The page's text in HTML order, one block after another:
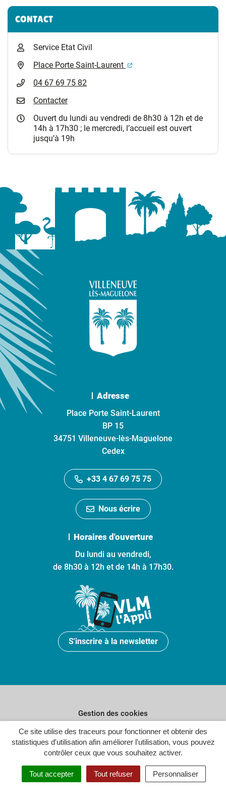
Ce site utilise des traceurs pour fonctionner et obtenir des
statistiques d'utilisation afin améliorer l'utilisation, vous pouvez
contrôler ceux que vous souhaitez activer.
Tout accepter Tout refuser Personnaliser
Informations complémentaires
CONTACT
Service Etat Civil
Place Porte Saint-Laurent
(ouverture dans un
04 67 69 75 82
Contacter
Ouvert du lundi au vendredi de 8h30 à 12h et de
14h à 17h30 ; le mercredi, l’accueil est ouvert
jusqu’à 19h
Adresse
Place Porte Saint-Laurent
BP 15
34751 Villeneuve-lès-Maguelone
Cedex
+33 4 67 69 75 75
Nous écrire
Horaires d'ouverture
Du lundi au vendredi,
de 8h30 à 12h et de 14h à 17h30.
S'inscrire à la newsletter
Gestion des cookies
Plan du site
Politique de confidentialité
Crédits